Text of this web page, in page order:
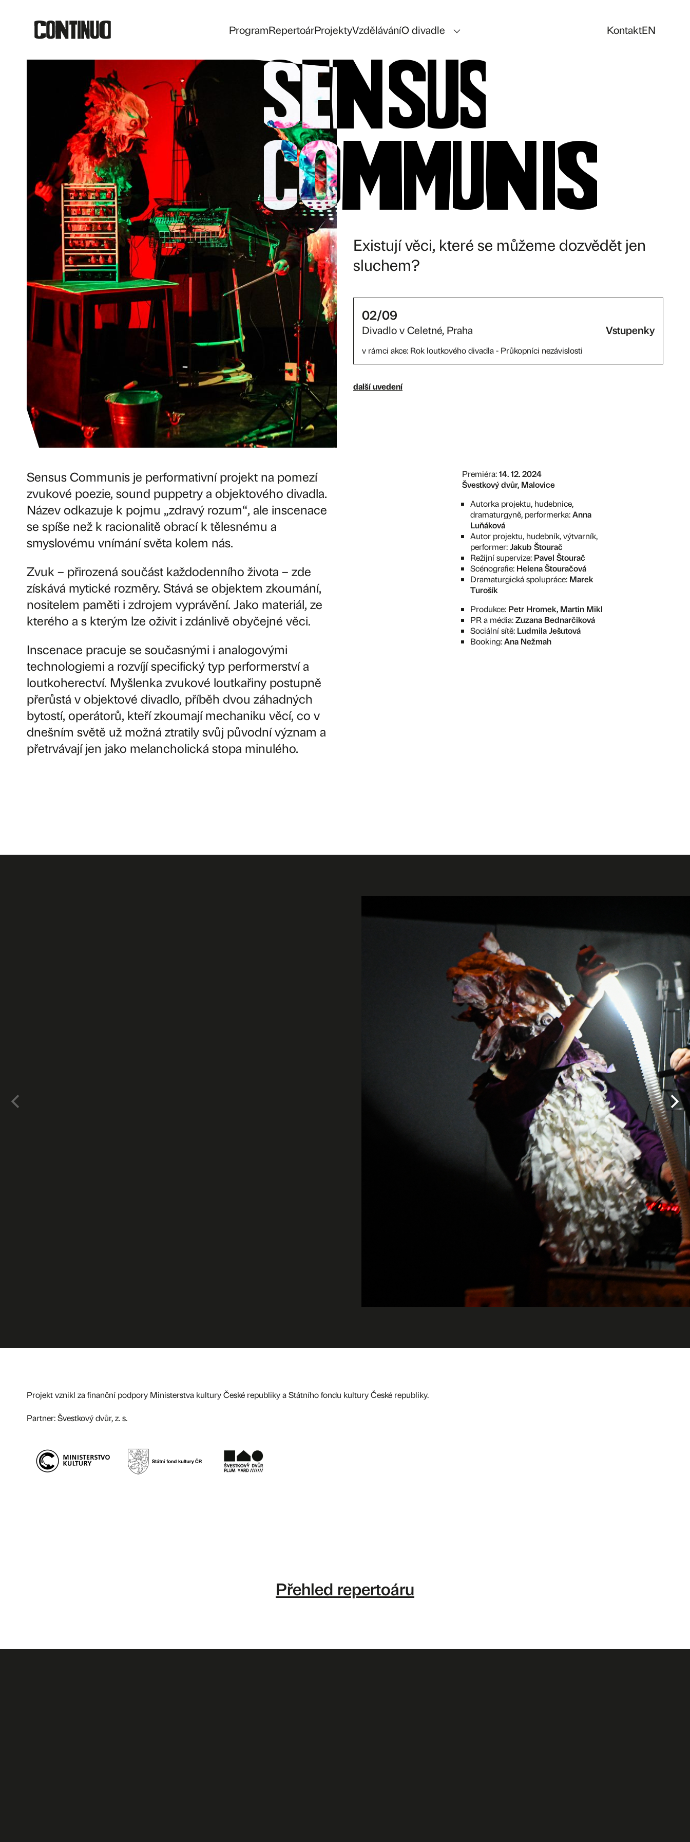
ProgramRepertoárProjektyVzděláváníO divadle KontaktEN
Sensus
Communis
Existují věci, které se můžeme dozvědět jen
sluchem?
02/09
Divadlo v Celetné, Praha Vstupenky
v rámci akce: Rok loutkového divadla - Průkopníci nezávislosti
další uvedení
Sensus Communis je performativní projekt na pomezí
zvukové poezie, sound puppetry a objektového divadla.
Název odkazuje k pojmu „zdravý rozum“, ale inscenace
se spíše než k racionalitě obrací k tělesnému a
smyslovému vnímání světa kolem nás.
Zvuk – přirozená součást každodenního života – zde
získává mytické rozměry. Stává se objektem zkoumání,
nositelem paměti i zdrojem vyprávění. Jako materiál, ze
kterého a s kterým lze oživit i zdánlivě obyčejné věci.
Inscenace pracuje se současnými i analogovými
technologiemi a rozvíjí specifický typ performerství a
loutkoherectví. Myšlenka zvukové loutkařiny postupně
přerůstá v objektové divadlo, příběh dvou záhadných
bytostí, operátorů, kteří zkoumají mechaniku věcí, co v
dnešním světě už možná ztratily svůj původní význam a
přetrvávají jen jako melancholická stopa minulého.
Premiéra:14. 12. 2024
Švestkový dvůr, Malovice
Autorka projektu, hudebnice,
dramaturgyně, performerka:Anna
Luňáková
Autor projektu, hudebník, výtvarník,
performer:Jakub Štourač
Režijní supervize: Pavel Štourač
Scénografie: Helena Štouračová
Dramaturgická spolupráce: Marek
Turošík
Produkce: Petr Hromek, Martin Mikl
PR a média:Zuzana Bednarčiková
Sociální sítě: Ludmila Ješutová
Booking:Ana Nežmah
Projekt vznikl za finanční podpory Ministerstva kultury České republiky a Státního fondu kultury České republiky.
Partner: Švestkový dvůr, z. s.
Přehled repertoáru